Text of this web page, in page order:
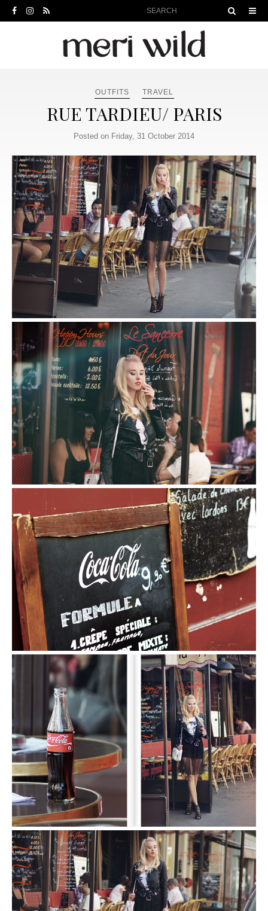
OUTFITS TRAVEL
RUE TARDIEU/ PARIS
Posted on Friday, 31 October 2014